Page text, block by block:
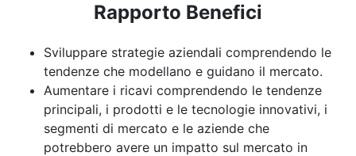
Rapporto Benefici
Sviluppare strategie aziendali comprendendo le
tendenze che modellano e guidano il mercato.
Aumentare i ricavi comprendendo le tendenze
principali, i prodotti e le tecnologie innovativi, i
segmenti di mercato e le aziende che
potrebbero avere un impatto sul mercato in